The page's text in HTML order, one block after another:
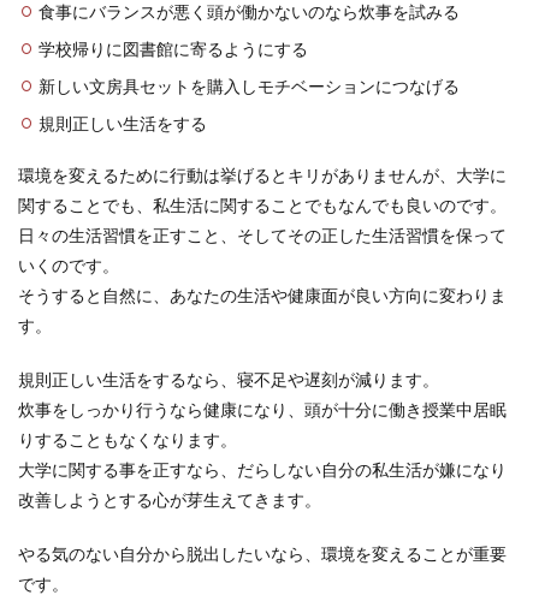
食事にバランスが悪く頭が働かないのなら炊事を試みる
学校帰りに図書館に寄るようにする
新しい文房具セットを購入しモチベーションにつなげる
規則正しい生活をする
環境を変えるために行動は挙げるとキリがありませんが、大学に
関することでも、私生活に関することでもなんでも良いのです。
日々の生活習慣を正すこと、そしてその正した生活習慣を保って
いくのです。
そうすると自然に、あなたの生活や健康面が良い方向に変わりま
す。
規則正しい生活をするなら、寝不足や遅刻が減ります。
炊事をしっかり行うなら健康になり、頭が十分に働き授業中居眠
りすることもなくなります。
大学に関する事を正すなら、だらしない自分の私生活が嫌になり
改善しようとする心が芽生えてきます。
やる気のない自分から脱出したいなら、環境を変えることが重要
です。